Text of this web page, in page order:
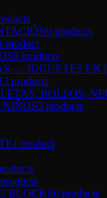
0 products
product
0 products
JUGUETES EN
products
BOLSOS,
NIÑOS3 products
1 product
BLOCKS0 products